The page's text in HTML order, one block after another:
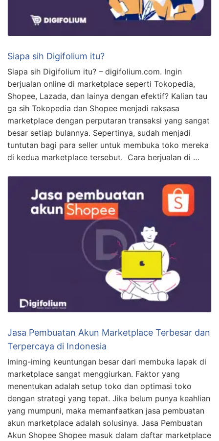
Siapa sih Digifolium itu?
Siapa sih Digifolium itu? – digifolium.com. Ingin
berjualan online di marketplace seperti Tokopedia,
Shopee, Lazada, dan lainya dengan efektif? Kalian tau
ga sih Tokopedia dan Shopee menjadi raksasa
marketplace dengan perputaran transaksi yang sangat
besar setiap bulannya. Sepertinya, sudah menjadi
tuntutan bagi para seller untuk membuka toko mereka
di kedua marketplace tersebut. Cara berjualan di …
Jasa Pembuatan Akun Marketplace Terbesar dan
Terpercaya di Indonesia
Iming-iming keuntungan besar dari membuka lapak di
marketplace sangat menggiurkan. Faktor yang
menentukan adalah setup toko dan optimasi toko
dengan strategi yang tepat. Jika belum punya keahlian
yang mumpuni, maka memanfaatkan jasa pembuatan
akun marketplace adalah solusinya. Jasa Pembuatan
Akun Shopee Shopee masuk dalam daftar marketplace